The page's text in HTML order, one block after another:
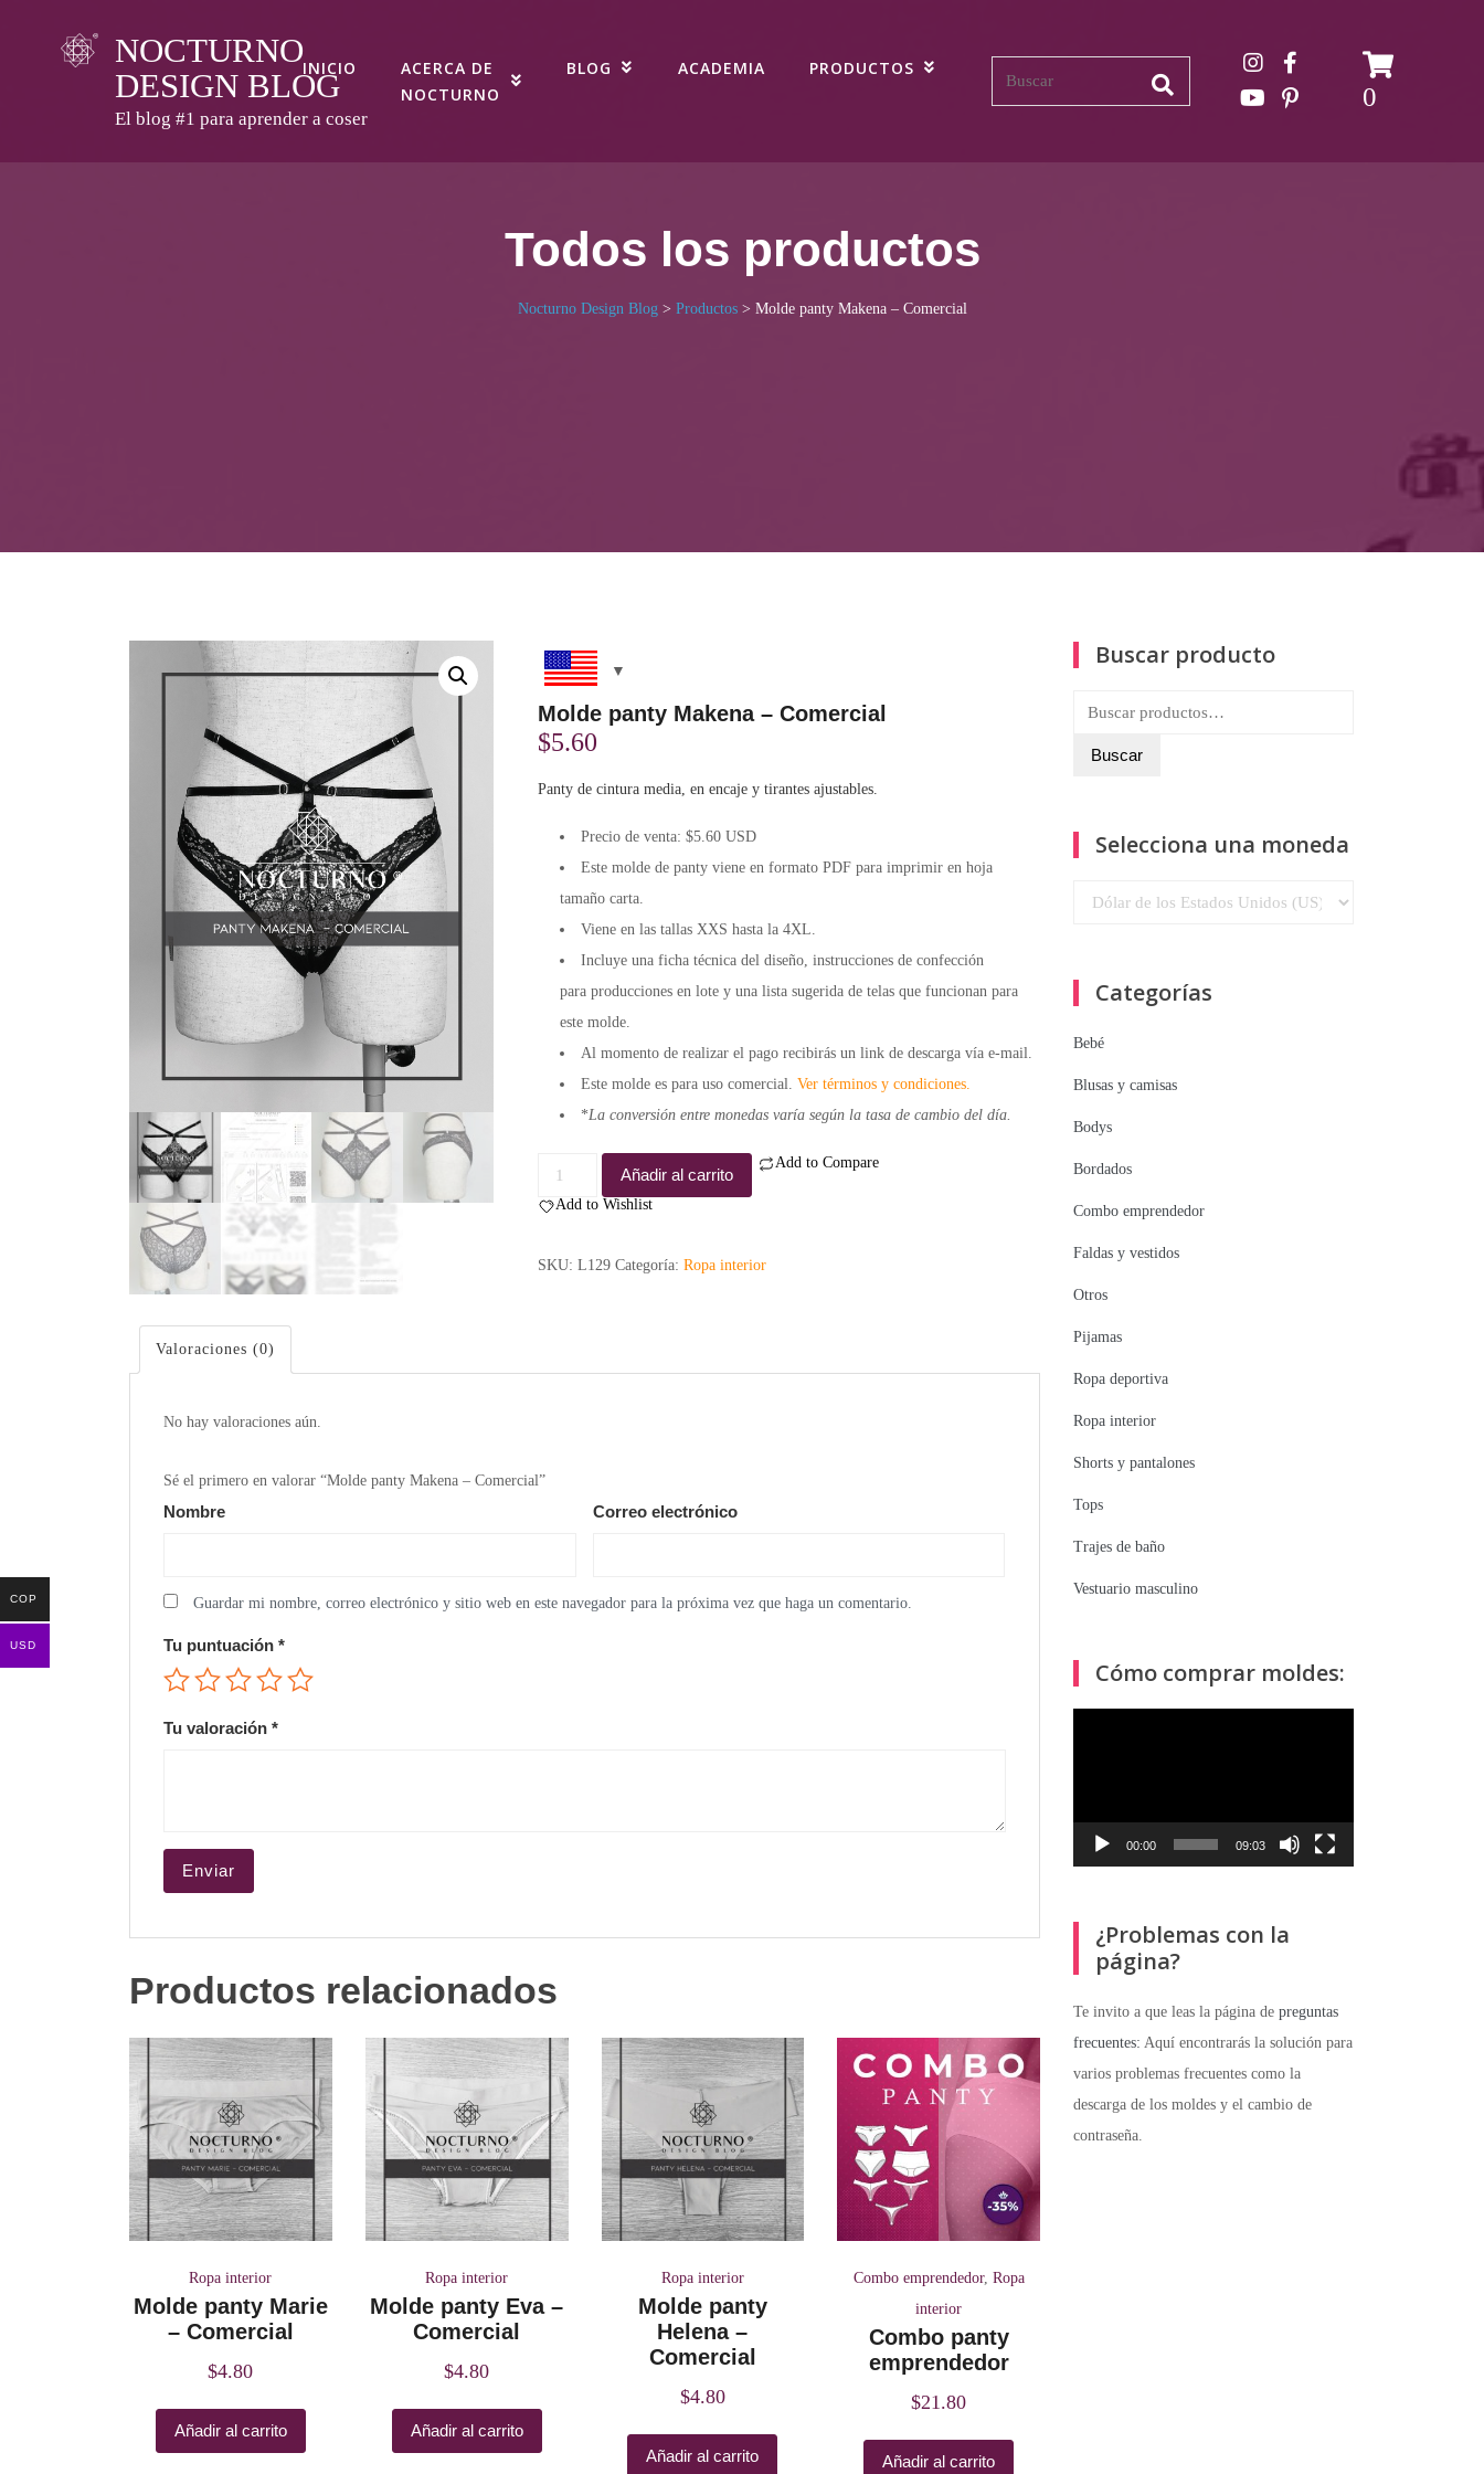
NOCTURNO
DESIGN BLOG
El blog #1 para aprender a coser
INICIO
ACERCA DE
NOCTURNO
BLOG ACADEMIA PRODUCTOS
0
Todos los productos
Nocturno Design Blog> Productos> Molde panty Makena – Comercial
Molde panty Makena – Comercial
$5.60
Panty de cintura media, en encaje y tirantes ajustables.
Precio de venta: $5.60 USD
Este molde de panty viene en formato PDF para imprimir en hoja
tamaño carta.
Viene en las tallas XXS hasta la 4XL.
Incluye una ficha técnica del diseño, instrucciones de confección
para producciones en lote y una lista sugerida de telas que funcionan para
este molde.
Al momento de realizar el pago recibirás un link de descarga vía e-mail.
Este molde es para uso comercial. Ver términos y condiciones.
*La conversión entre monedas varía según la tasa de cambio del día.
Molde
panty
-
Añadir al carrito
Add to Compare
Add to Wishlist
SKU: L129 Categoría: Ropa interior
Valoraciones (0)
No hay valoraciones aún.
Sé el primero en valorar “Molde panty Makena – Comercial”
Nombre Correo electrónico
Guardar mi nombre, correo electrónico y sitio web en este navegador para la próxima vez que haga un comentario.
Tu puntuación *
Tu valoración *
Productos relacionados
Ropa interior
Molde panty Marie
– Comercial
$4.80
Añadir al carrito
Ropa interior
Molde panty Eva –
Comercial
$4.80
Añadir al carrito
Ropa interior
Molde panty
Helena –
Comercial
$4.80
Añadir al carrito
Combo emprendedor, Ropa
interior
Combo panty
emprendedor
$21.80
Añadir al carrito
Buscar producto
Buscar
Buscar
Selecciona una moneda
Categorías
Bebé
Blusas y camisas
Bodys
Bordados
Combo emprendedor
Faldas y vestidos
Otros
Pijamas
Ropa deportiva
Ropa interior
Shorts y pantalones
Tops
Trajes de baño
Vestuario masculino
Cómo comprar moldes:
00:00 09:03
¿Problemas con la
página?
Te invito a que leas la página de preguntas
frecuentes: Aquí encontrarás la solución para
varios problemas frecuentes como la
descarga de los moldes y el cambio de
contraseña.
COP
USD